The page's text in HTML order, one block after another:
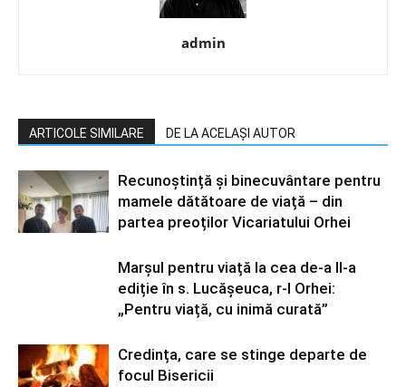
admin
ARTICOLE SIMILARE DE LA ACELAȘI AUTOR
Recunoștință și binecuvântare pentru
mamele dătătoare de viață – din
partea preoților Vicariatului Orhei
Marșul pentru viață la cea de-a II-a
ediție în s. Lucășeuca, r-l Orhei:
„Pentru viață, cu inimă curată”
Credința, care se stinge departe de
focul Bisericii